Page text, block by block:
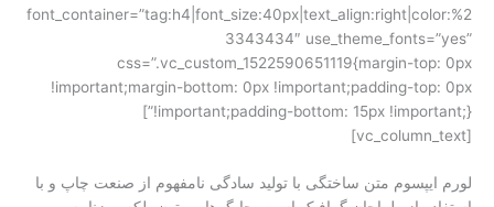
font_container=”tag:h4|font_size:40px|text_align:right|color:%2
3343434″ use_theme_fonts=”yes”
css=”.vc_custom_1522590651119{margin-top: 0px
!important;margin-bottom: 0px !important;padding-top: 0px
!important;padding-bottom: 15px !important;}”]
[vc_column_text]
لورم ایپسوم متن ساختگی با تولید سادگی نامفهوم از صنعت چاپ و با